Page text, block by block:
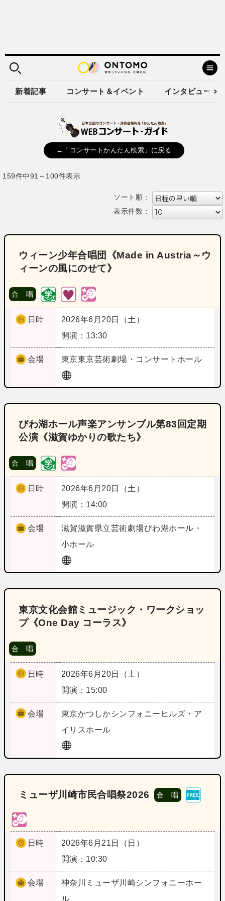
新着記事 コンサート＆イベント インタビュー
←「コンサートかんたん検索」に戻る
159件中91～100件表示
ソート順：
表示件数：
ウィーン少年合唱団《Made in Austria～ウ
ィーンの風にのせて》
合 唱
日時
2026年6月20日（土）
開演：13:30
会場 東京東京芸術劇場・コンサートホール
びわ湖ホール声楽アンサンブル第83回定期
公演《滋賀ゆかりの歌たち》
合 唱
日時
2026年6月20日（土）
開演：14:00
会場 滋賀滋賀県立芸術劇場びわ湖ホール・
小ホール
東京文化会館ミュージック・ワークショッ
プ《One Day コーラス》
合 唱
日時
2026年6月20日（土）
開演：15:00
会場 東京かつしかシンフォニーヒルズ・ア
イリスホール
ミューザ川崎市民合唱祭2026 合 唱
日時
2026年6月21日（日）
開演：10:30
会場 神奈川
ミューザ川崎シンフォニーホー
ル